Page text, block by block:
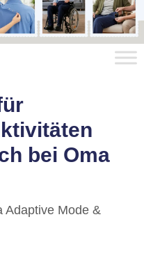
bei Oma
Adaptive Mode &